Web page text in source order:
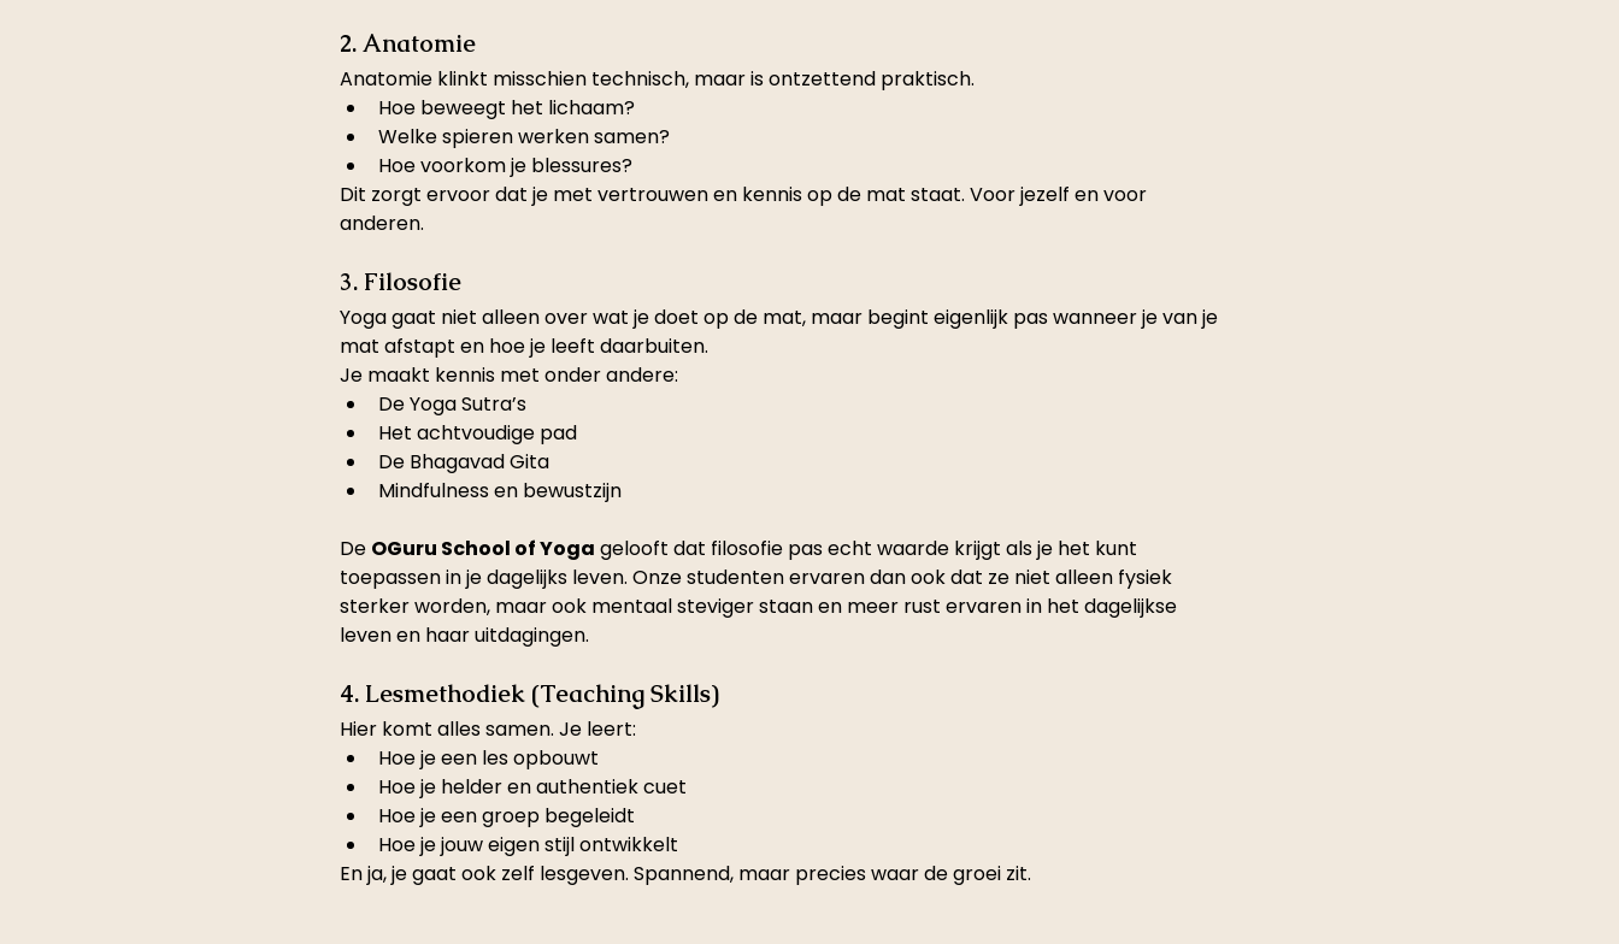
2. Anatomie
Anatomie klinkt misschien technisch, maar is ontzettend praktisch.
Hoe beweegt het lichaam?
Welke spieren werken samen?
Hoe voorkom je blessures?
Dit zorgt ervoor dat je met vertrouwen en kennis op de mat staat. Voor jezelf en voor
anderen.
3. Filosofie
Yoga gaat niet alleen over wat je doet op de mat, maar begint eigenlijk pas wanneer je van je
mat afstapt en hoe je leeft daarbuiten.
Je maakt kennis met onder andere:
De Yoga Sutra’s
Het achtvoudige pad
De Bhagavad Gita
Mindfulness en bewustzijn
De OGuru School of Yoga gelooft dat filosofie pas echt waarde krijgt als je het kunt
toepassen in je dagelijks leven. Onze studenten ervaren dan ook dat ze niet alleen fysiek
sterker worden, maar ook mentaal steviger staan en meer rust ervaren in het dagelijkse
leven en haar uitdagingen.
4. Lesmethodiek (Teaching Skills)
Hier komt alles samen. Je leert:
Hoe je een les opbouwt
Hoe je helder en authentiek cuet
Hoe je een groep begeleidt
Hoe je jouw eigen stijl ontwikkelt
En ja, je gaat ook zelf lesgeven. Spannend, maar precies waar de groei zit.